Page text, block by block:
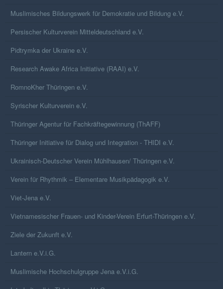
Muslimisches Bildungswerk für Demokratie und Bildung e.V.
Persischer Kulturverein Mitteldeutschland e.V.
Pidtrymka der Ukraine e.V.
Research Awake Africa Initiative (RAAI) e.V.
RomnoKher Thüringen e.V.
Syrischer Kulturverein e.V.
Thüringer Agentur für Fachkräftegewinnung (ThAFF)
Thüringer Initiative für Dialog und Integration - THIDI e.V.
Ukrainisch-Deutscher Verein Mühlhausen/ Thüringen e.V.
Verein für Rhythmik – Elementare Musikpädagogik e.V.
Viet-Jena e.V.
Vietnamesischer Frauen- und Kinder-Verein Erfurt-Thüringen e.V.
Ziele der Zukunft e.V.
Lantern e.V.i.G.
Muslimische Hochschulgruppe Jena e.V.i.G.